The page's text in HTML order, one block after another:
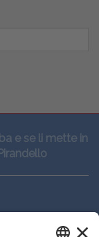
e se li mette in